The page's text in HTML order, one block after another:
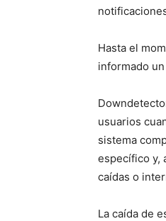
Hasta el
informado
usuarios
sistema
específico y,
caídas o
La caída de